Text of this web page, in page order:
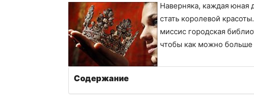
Наверняка, каждая юная
стать королевой
миссис городская
чтобы как можно больше
Содержание